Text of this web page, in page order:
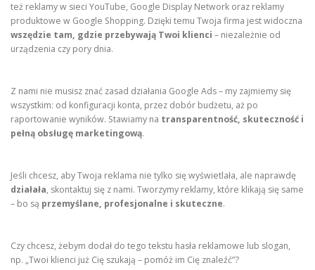
też reklamy w sieci YouTube, Google Display Network oraz reklamy
produktowe w Google Shopping. Dzięki temu Twoja firma jest widoczna
wszędzie tam, gdzie przebywają Twoi klienci – niezależnie od
urządzenia czy pory dnia.
Z nami nie musisz znać zasad działania Google Ads – my zajmiemy się
wszystkim: od konfiguracji konta, przez dobór budżetu, aż po
raportowanie wyników. Stawiamy na transparentność, skuteczność i
pełną obsługę marketingową.
Jeśli chcesz, aby Twoja reklama nie tylko się wyświetlała, ale naprawdę
działała, skontaktuj się z nami. Tworzymy reklamy, które klikają się same
– bo są przemyślane, profesjonalne i skuteczne.
Czy chcesz, żebym dodał do tego tekstu hasła reklamowe lub slogan,
np. „Twoi klienci już Cię szukają – pomóż im Cię znaleźć”?